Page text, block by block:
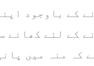
کے باوجود
کے لئے کھانے
کہ منہ میں